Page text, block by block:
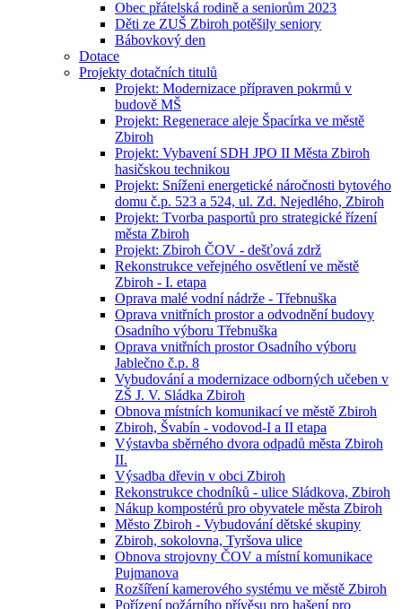
Obec přátelská rodině a seniorům 2023
Děti ze ZUŠ Zbiroh potěšily seniory
Bábovkový den
Dotace
Projekty dotačních titulů
Projekt: Modernizace přípraven pokrmů v
budově MŠ
Projekt: Regenerace aleje Špacírka ve městě
Zbiroh
Projekt: Vybavení SDH JPO II Města Zbiroh
hasičskou technikou
Projekt: Sníženi energetické náročnosti bytového
domu č.p. 523 a 524, ul. Zd. Nejedlého, Zbiroh
Projekt: Tvorba pasportů pro strategické řízení
města Zbiroh
Projekt: Zbiroh ČOV - dešťová zdrž
Rekonstrukce veřejného osvětlení ve městě
Zbiroh - I. etapa
Oprava malé vodní nádrže - Třebnuška
Oprava vnitřních prostor a odvodnění budovy
Osadního výboru Třebnuška
Oprava vnitřních prostor Osadního výboru
Jablečno č.p. 8
Vybudování a modernizace odborných učeben v
ZŠ J. V. Sládka Zbiroh
Obnova místních komunikací ve městě Zbiroh
Zbiroh, Švabín - vodovod-I a II etapa
Výstavba sběrného dvora odpadů města Zbiroh
II.
Výsadba dřevin v obci Zbiroh
Rekonstrukce chodníků - ulice Sládkova, Zbiroh
Nákup kompostérů pro obyvatele města Zbiroh
Město Zbiroh - Vybudování dětské skupiny
Zbiroh, sokolovna, Tyršova ulice
Obnova strojovny ČOV a místní komunikace
Pujmanova
Rozšíření kamerového systému ve městě Zbiroh
Pořízení požárního přívěsu pro hašení pro